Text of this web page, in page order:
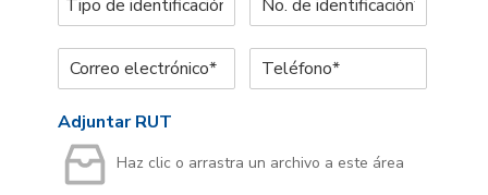
Adjuntar RUT
Haz clic o arrastra un archivo a este área